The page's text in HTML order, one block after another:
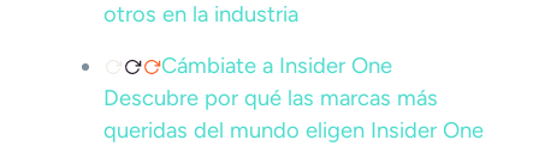
otros en la industria
Cámbiate a Insider One
Descubre por qué las marcas más
queridas del mundo eligen Insider One